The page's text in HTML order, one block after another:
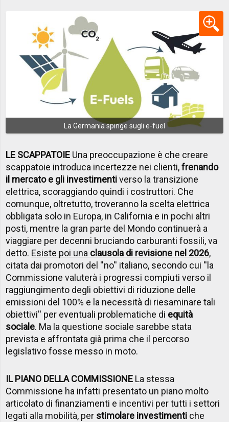
La Germania spinge sugli e-fuel
LE SCAPPATOIE Una preoccupazione è che creare
scappatoie introduca incertezze nei clienti,frenando
il mercato e gli investimentiverso la transizione
elettrica, scoraggiando quindi i costruttori. Che
comunque, oltretutto, troveranno la scelta elettrica
obbligata solo in Europa, in California e in pochi altri
posti, mentre la gran parte del Mondo continuerà a
viaggiare per decenni bruciando carburanti fossili, va
detto. Esiste poi una clausola di revisione nel 2026,
citata dai promotori del ''no'' italiano, secondo cui ''la
Commissione valuterà i progressi compiuti verso il
raggiungimento degli obiettivi di riduzione delle
emissioni del 100% e la necessità di riesaminare tali
obiettivi'' per eventuali problematiche di equità
sociale. Ma la questione sociale sarebbe stata
prevista e affrontata già prima che il percorso
legislativo fosse messo in moto.
IL PIANO DELLA COMMISSIONE La stessa
Commissione ha infatti presentato un piano molto
articolato di finanziamenti e incentivi per tutti i settori
legati alla mobilità, per stimolare investimenti che